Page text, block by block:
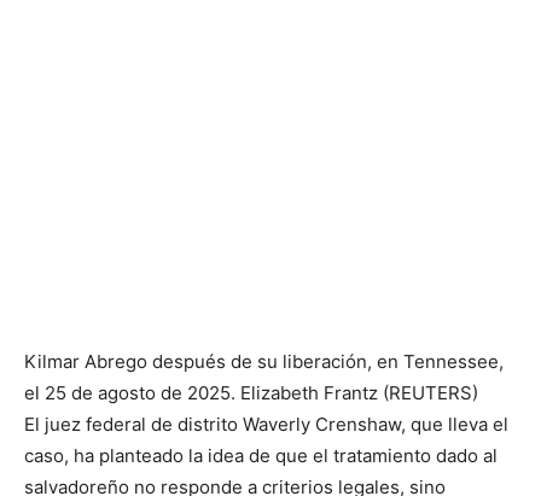
Kilmar Abrego después de su liberación, en Tennessee,
el 25 de agosto de 2025. Elizabeth Frantz (REUTERS)
El juez federal de distrito Waverly Crenshaw, que lleva el
caso, ha planteado la idea de que el tratamiento dado al
salvadoreño no responde a criterios legales, sino